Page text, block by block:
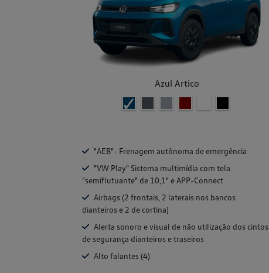
Azul Artico
"AEB"- Frenagem autônoma de emergência
"VW Play" Sistema multimídia com tela
"semiflutuante" de 10,1" e APP-Connect
Airbags (2 frontais, 2 laterais nos bancos
dianteiros e 2 de cortina)
Alerta sonoro e visual de não utilização dos cintos
de segurança dianteiros e traseiros
Alto falantes (4)